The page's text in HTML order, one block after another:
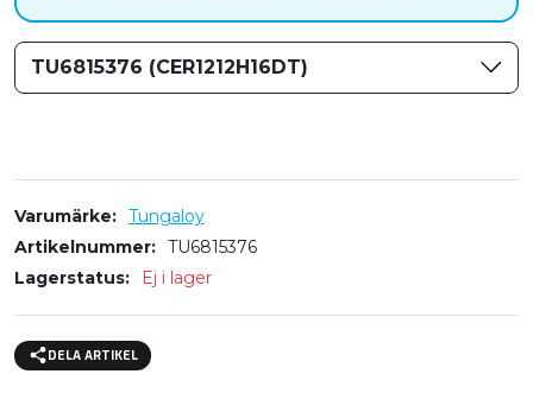
TU6815376 (CER1212H16DT)
Varumärke
Tungaloy
Artikelnummer
TU6815376
Lagerstatus
Ej i lager
DELA ARTIKEL